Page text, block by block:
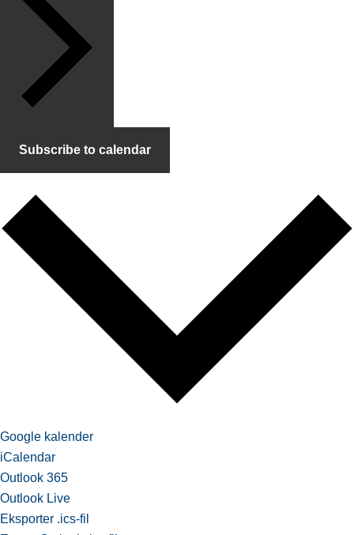
Subscribe to calendar
Google kalender
iCalendar
Outlook 365
Outlook Live
Eksporter .ics-fil